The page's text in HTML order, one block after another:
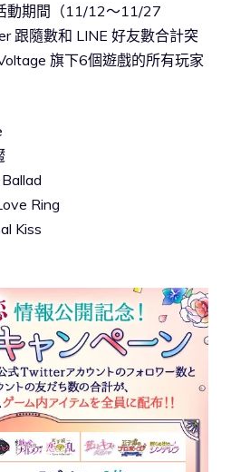
動期間（11/12～11/27
跟隨數和 LINE 好友數合計突
旗下6個遊戲的所有玩家
Ring
Kiss